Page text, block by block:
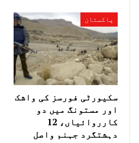
پاکستان
سکیورٹی فورسز کی واشک
اور مستونگ میں دو
کارروائیاں، 12
دہشتگرد جہنم واصل